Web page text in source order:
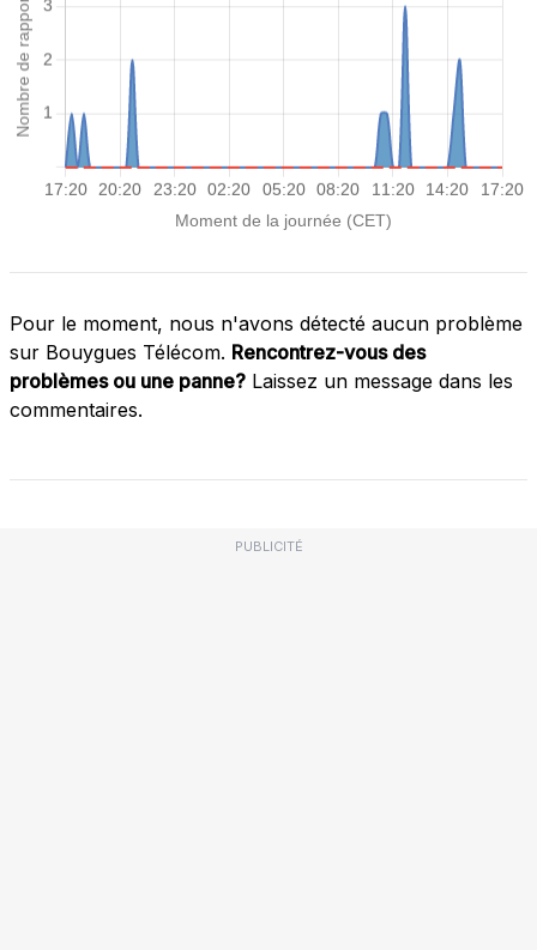
Pour le moment, nous n'avons détecté aucun problème
sur Bouygues Télécom. Rencontrez-vous des
problèmes ou une panne? Laissez un message dans les
commentaires.
PUBLICITÉ